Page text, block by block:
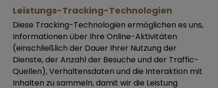
Leistungs-Tracking-Technologien
Diese Tracking-Technologien ermöglichen es uns,
Informationen über Ihre Online-Aktivitäten
(einschließlich der Dauer Ihrer Nutzung der
Dienste, der Anzahl der Besuche und der Traffic-
Quellen), Verhaltensdaten und die Interaktion mit
Inhalten zu sammeln, damit wir die Leistung